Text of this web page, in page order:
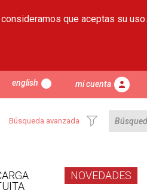
que aceptas su uso.
english mi cuenta
Búsqueda avanzada
NOVEDADES